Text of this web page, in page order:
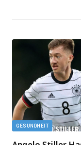
GESUNDHEIT